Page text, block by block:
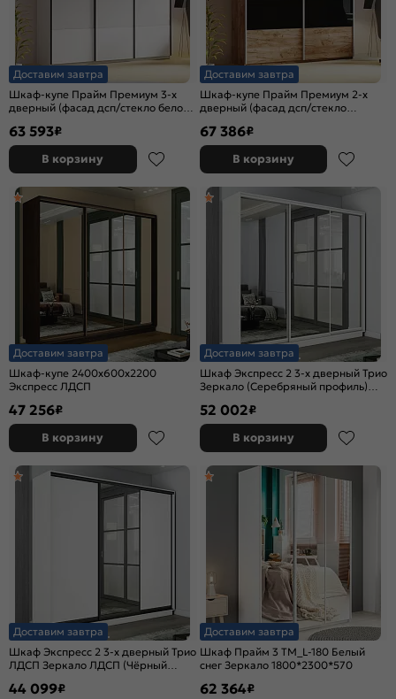
Доставим завтра
Шкаф-купе Прайм Премиум 3-х
дверный (фасад дсп/стекло белое)
63 593₽
В корзину
Доставим завтра
Шкаф-купе Прайм Премиум 2-х
дверный (фасад дсп/стекло
Крафт Табачный
67 386₽
В корзину
Доставим завтра
Шкаф-купе 2400x600x2200
Экспресс ЛДСП
47 256₽
В корзину
Доставим завтра
Шкаф Экспресс 2 3-х дверный Трио
Зеркало (Серебряный профиль)
52 002₽
В корзину
Доставим завтра
Шкаф Экспресс 2 3-х дверный Трио
ЛДСП Зеркало ЛДСП (Чёрный
1800x2200x600
44 099₽
Доставим завтра
Шкаф Прайм 3 TM_L-180 Белый
снег Зеркало 1800*2300*570
62 364₽